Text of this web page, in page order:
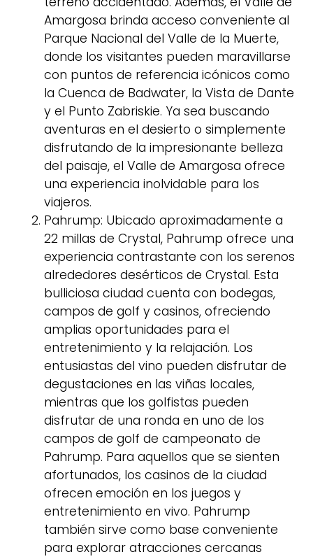
Amargosa brinda acceso conveniente al
Parque Nacional del Valle de la Muerte,
donde los visitantes pueden maravillarse
con puntos de referencia icónicos como
la Cuenca de Badwater, la Vista de Dante
y el Punto Zabriskie. Ya sea buscando
aventuras en el desierto o simplemente
disfrutando de la impresionante belleza
del paisaje, el Valle de Amargosa ofrece
una experiencia inolvidable para los
viajeros.
Pahrump: Ubicado aproximadamente a
22 millas de Crystal, Pahrump ofrece una
experiencia contrastante con los serenos
alrededores desérticos de Crystal. Esta
bulliciosa ciudad cuenta con bodegas,
campos de golf y casinos, ofreciendo
amplias oportunidades para el
entretenimiento y la relajación. Los
entusiastas del vino pueden disfrutar de
degustaciones en las viñas locales,
mientras que los golfistas pueden
disfrutar de una ronda en uno de los
campos de golf de campeonato de
Pahrump. Para aquellos que se sienten
afortunados, los casinos de la ciudad
ofrecen emoción en los juegos y
entretenimiento en vivo. Pahrump
también sirve como base conveniente
para explorar atracciones cercanas